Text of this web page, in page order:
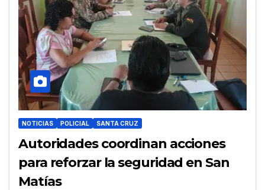
NOTICIAS POLICIAL SANTA CRUZ
Autoridades coordinan acciones
para reforzar la seguridad en San
Matías